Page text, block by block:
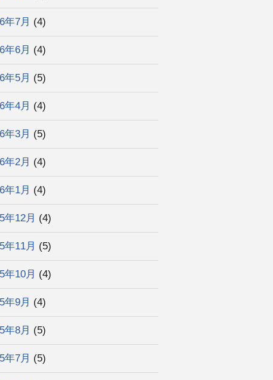
年7月 (4)
年6月 (4)
年5月 (5)
年4月 (4)
年3月 (5)
年2月 (4)
年1月 (4)
年12月 (4)
年11月 (5)
年10月 (4)
年9月 (4)
年8月 (5)
年7月 (5)